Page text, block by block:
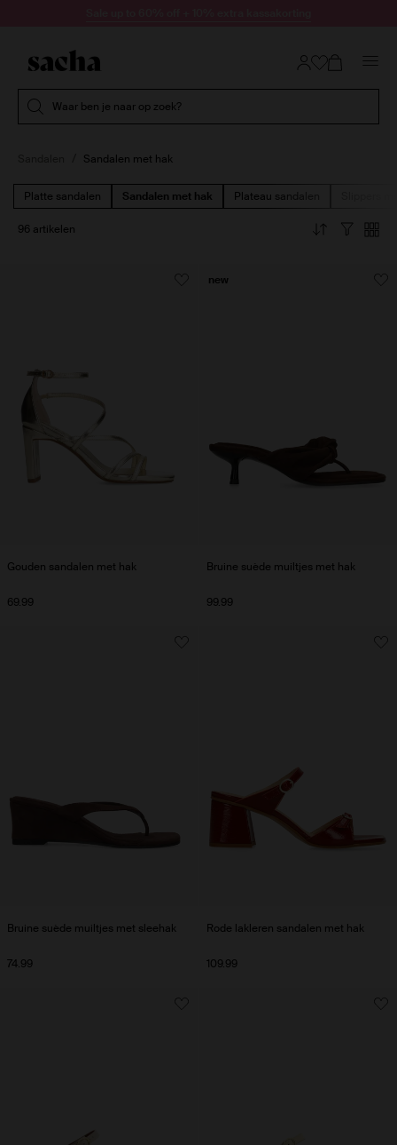
Waar ben je naar op zoek?
Sandalen met hak
Platte sandalen Sandalen met hak Plateau sandalen
96 artikelen
Gouden sandalen met hak
69.99
Bruine suède muiltjes met hak
99.99
new
Bruine suède muiltjes met sleehak
74.99
Rode lakleren sandalen met hak
109.99